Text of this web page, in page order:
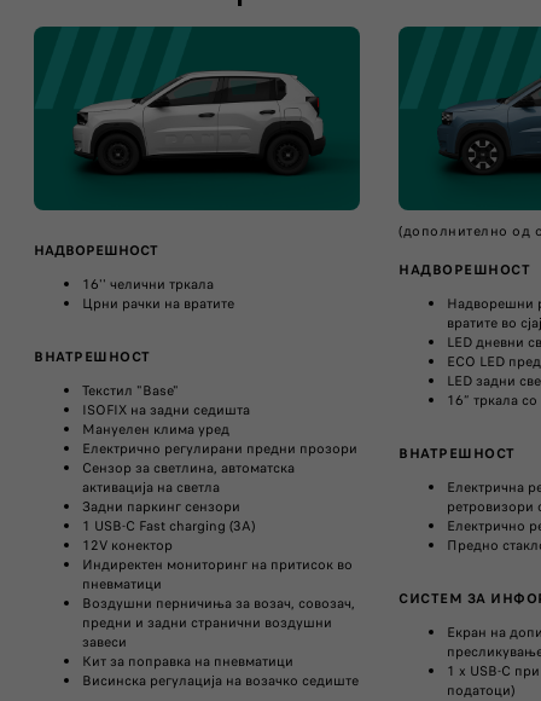
НАДВОРЕШНОСТ
16'' челични тркала
Црни рачки на вратите
ВНАТРЕШНОСТ​
Текстил "Base"
ISOFIX на задни седишта
Мануелен клима уред
Електрично регулирани предни прозори
Сензор за светлина, автоматска
активација на светла
Задни паркинг сензори
1 USB-C Fast charging (3A)
12V конектор
Индиректен мониторинг на притисок во
пневматици
Воздушни перничиња за возач, совозач,
предни и задни странични воздушни
завеси
Кит за поправка на пневматици
Висинска регулација на возачко седиште
(дополнително од
НАДВОРЕШНОСТ​
Надворешни
вратите во
LED дневни
ECO LED
LED задни
16” тркала
ВНАТРЕШНОСТ
Електрична
ретровизори
Електрично
Предно
СИСТЕМ ЗА
Екран на
1 x USB-C
податоци)